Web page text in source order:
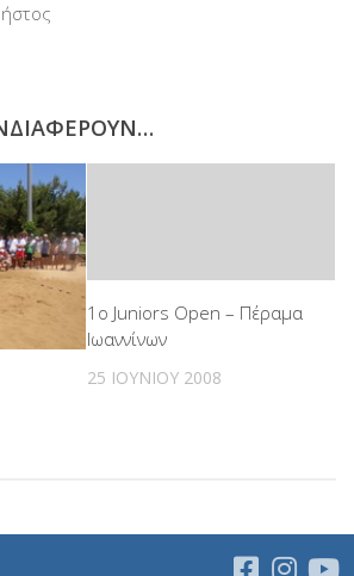
1ο Juniors Open – Πέραμα
Ιωαννίνων
25 ΙΟΥΝΊΟΥ 2008